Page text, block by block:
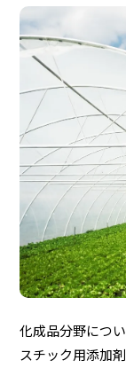
化成品分野につ
スチック用添加